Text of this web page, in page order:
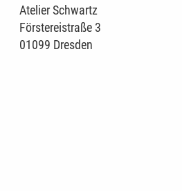
Atelier Schwartz
Förstereistraße 3
01099 Dresden